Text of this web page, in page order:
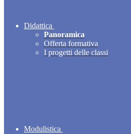
Didattica
Panoramica
Offerta formativa
I progetti delle classi
Modulistica